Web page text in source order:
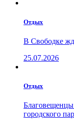
Отдых
В Свободке
25.07.2026
Отдых
городского